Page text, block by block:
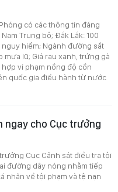
có các thông tin đáng
Trung bộ; Đắk Lắk: 100
hiểm; Ngành đường sắt
mưa lũ; Giá rau xanh, trứng gà
hợp vi phạm nồng độ cồn
quốc gia điều hành từ nước
ngay cho Cục trưởng
Cục Cảnh sát điều tra tội
đường dây nóng nhằm tiếp
nhân về tội phạm và tệ nạn